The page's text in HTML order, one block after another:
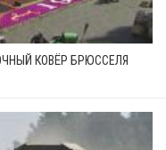
КОВЁР БРЮССЕЛЯ